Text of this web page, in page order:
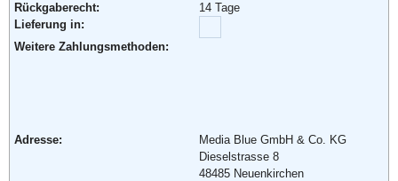
Rückgaberecht:
14 Tage
Lieferung in:
Weitere Zahlungsmethoden:
Adresse:
Media Blue GmbH & Co. KG
Dieselstrasse 8
48485 Neuenkirchen